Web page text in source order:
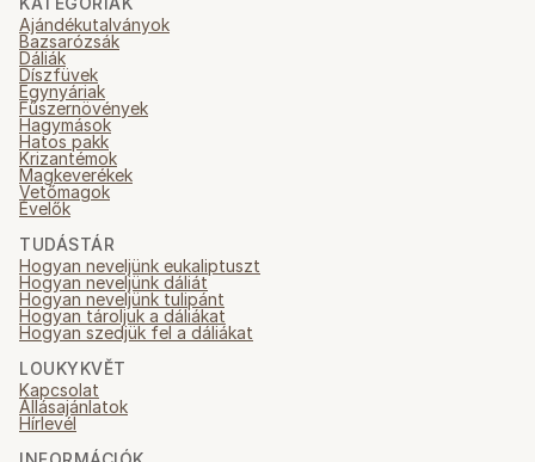
Ajándékutalványok
Bazsarózsák
Dáliák
Díszfüvek
Egynyáriak
Fűszernövények
Hagymások
Hatos pakk
Krizantémok
Magkeverékek
Vetőmagok
Évelők
TUDÁSTÁR
Hogyan neveljünk eukaliptuszt
Hogyan neveljünk dáliát
Hogyan neveljünk tulipánt
Hogyan tároljuk a dáliákat
Hogyan szedjük fel a dáliákat
LOUKYKVĚT
Kapcsolat
Állásajánlatok
Hírlevél